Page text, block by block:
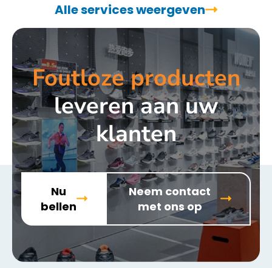
Alle services weergeven
Foutloze producten
leveren aan uw
klanten
Nu
bellen
Neem contact
met ons op